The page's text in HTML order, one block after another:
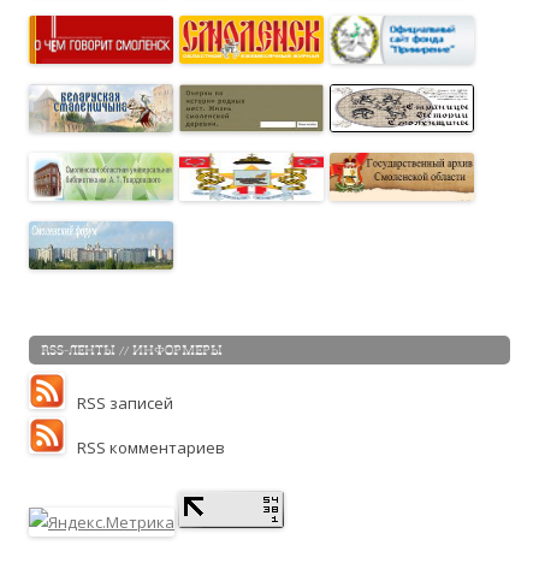
RSS-ЛЕНТЫ // ИНФОРМЕРЫ
RSS записей
RSS комментариев